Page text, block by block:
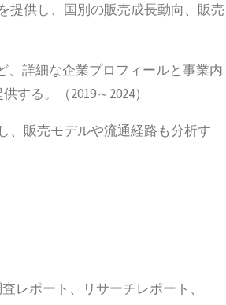
提供し、国別の販売成長動向、販売
、詳細な企業プロフィールと事業内
る。（2019～2024）
、販売モデルや流通経路も分析す
レポート、リサーチレポート、